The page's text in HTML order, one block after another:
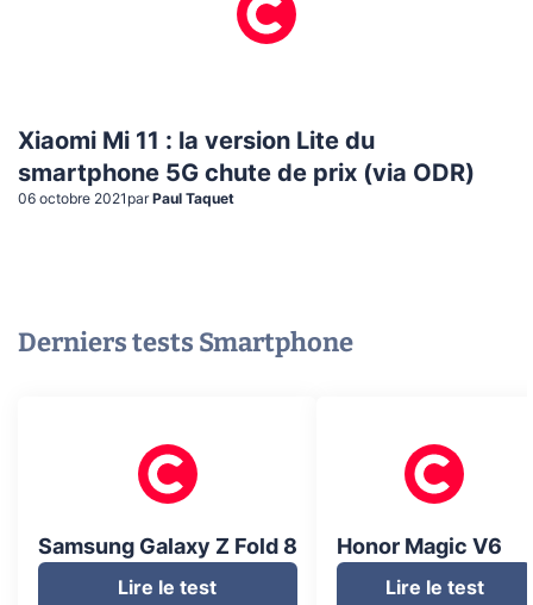
Xiaomi Mi 11 : la version Lite du
smartphone 5G chute de prix (via ODR)
06 octobre 2021 par Paul Taquet
Derniers tests Smartphone
Samsung Galaxy Z Fold 8
Lire le test
Honor Magic V6
Lire le test